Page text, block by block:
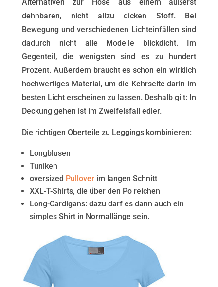
Alternativen zur Hose aus einem äußerst
dehnbaren, nicht allzu dicken Stoff. Bei
Bewegung und verschiedenen Lichteinfällen sind
dadurch nicht alle Modelle blickdicht. Im
Gegenteil, die wenigsten sind es zu hundert
Prozent. Außerdem braucht es schon ein wirklich
hochwertiges Material, um die Kehrseite darin im
besten Licht erscheinen zu lassen. Deshalb gilt: In
Deckung gehen ist im Zweifelsfall edler.
Die richtigen Oberteile zu Leggings kombinieren:
Longblusen
Tuniken
oversized Pulloverim langen Schnitt
XXL-T-Shirts, die über den Po reichen
Long-Cardigans: dazu darf es dann auch ein
simples Shirt in Normallänge sein.